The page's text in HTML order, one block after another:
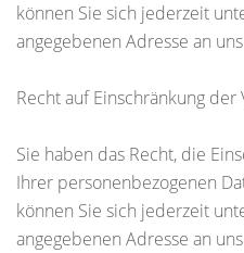
können Sie sich jederzeit
angegebenen Adresse an
Recht auf Einschränkung
Sie haben das Recht, die
Ihrer personenbezogenen
können Sie sich jederzeit
angegebenen Adresse an